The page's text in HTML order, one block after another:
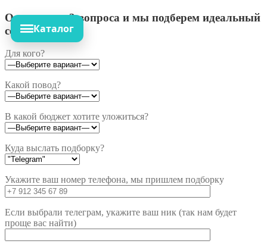
Ответьте на 3 вопроса и мы подберем идеальный
сет!
Для кого?
Какой повод?
В какой бюджет хотите уложиться?
Куда выслать подборку?
Укажите ваш номер телефона, мы пришлем подборку
Если выбрали телеграм, укажите ваш ник (так нам будет
проще вас найти)
Каталог